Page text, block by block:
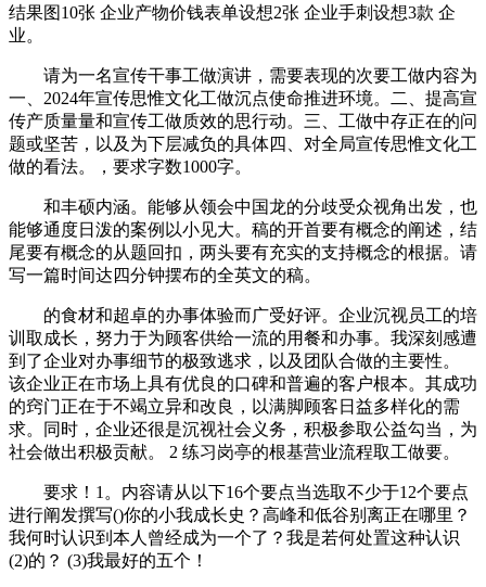
结果图10张 企业产物价钱表单设想2张 企业手刺设想3款 企
业。
请为一名宣传干事工做演讲，需要表现的次要工做内容为
一、2024年宣传思惟文化工做沉点使命推进环境。二、提高宣
传产质量量和宣传工做质效的思行动。三、工做中存正在的问
题或坚苦，以及为下层减负的具体四、对全局宣传思惟文化工
做的看法。，要求字数1000字。
和丰硕内涵。能够从领会中国龙的分歧受众视角出发，也
能够通度日泼的案例以小见大。稿的开首要有概念的阐述，结
尾要有概念的从题回扣，两头要有充实的支持概念的根据。请
写一篇时间达四分钟摆布的全英文的稿。
的食材和超卓的办事体验而广受好评。企业沉视员工的培
训取成长，努力于为顾客供给一流的用餐和办事。我深刻感遭
到了企业对办事细节的极致逃求，以及团队合做的主要性。
该企业正在市场上具有优良的口碑和普遍的客户根本。其成功
的窍门正在于不竭立异和改良，以满脚顾客日益多样化的需
求。同时，企业还很是沉视社会义务，积极参取公益勾当，为
社会做出积极贡献。 2 练习岗亭的根基营业流程取工做要。
要求！1。内容请从以下16个要点当选取不少于12个要点
进行阐发撰写()你的小我成长史？高峰和低谷别离正在哪里？
我何时认识到本人曾经成为一个了？我是若何处置这种认识
(2)的？ (3)我最好的五个！